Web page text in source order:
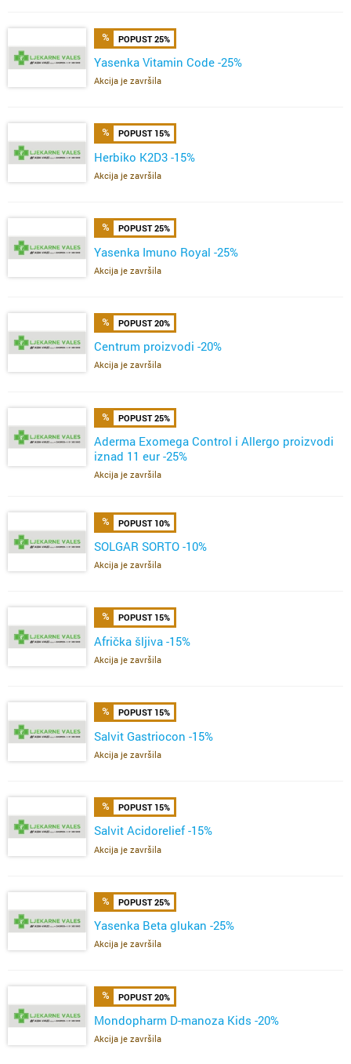
POPUST 25%
Yasenka Vitamin Code -25%
Akcija je završila
POPUST 15%
Herbiko K2D3 -15%
Akcija je završila
POPUST 25%
Yasenka Imuno Royal -25%
Akcija je završila
POPUST 20%
Centrum proizvodi -20%
Akcija je završila
POPUST 25%
Aderma Exomega Control i Allergo proizvodi
iznad 11 eur -25%
Akcija je završila
POPUST 10%
SOLGAR SORTO -10%
Akcija je završila
POPUST 15%
Afrička šljiva -15%
Akcija je završila
POPUST 15%
Salvit Gastriocon -15%
Akcija je završila
POPUST 15%
Salvit Acidorelief -15%
Akcija je završila
POPUST 25%
Yasenka Beta glukan -25%
Akcija je završila
POPUST 20%
Mondopharm D-manoza Kids -20%
Akcija je završila